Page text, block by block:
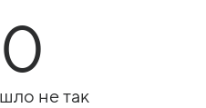
не так